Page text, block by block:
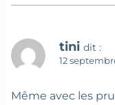
tini dit :
12
Même avec les